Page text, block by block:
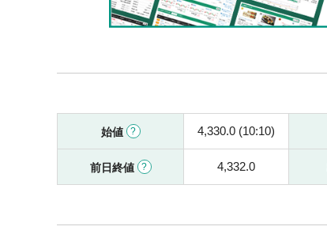
始値 4,330.0 (10:10)
前日終値 4,332.0